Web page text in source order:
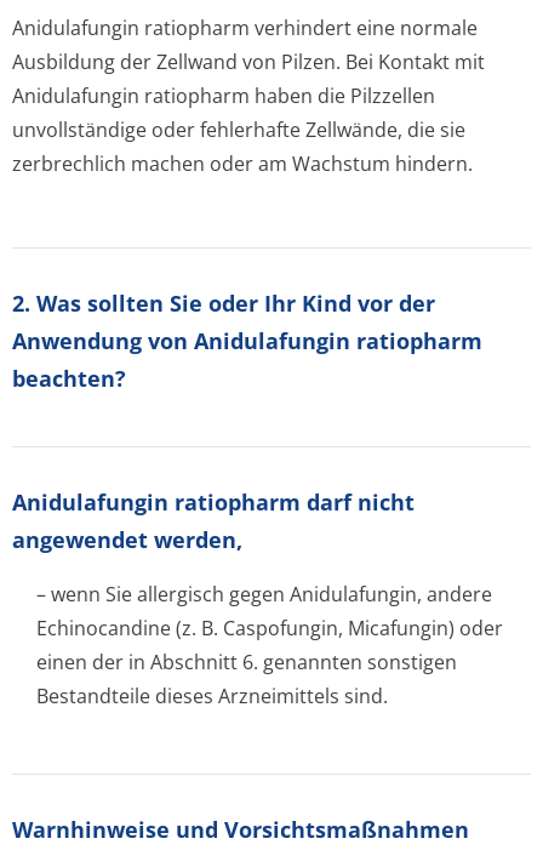
Anidulafungin ratiopharm verhindert eine normale
Ausbildung der Zellwand von Pilzen. Bei Kontakt mit
Anidulafungin ratiopharm haben die Pilzzellen
unvollständige oder fehlerhafte Zellwände, die sie
zerbrechlich machen oder am Wachstum hindern.
2. Was sollten Sie oder Ihr Kind vor der
Anwendung von Anidulafungin ratiopharm
beachten?
Anidulafungin ratiopharm darf nicht
angewendet werden,
– wenn Sie allergisch gegen Anidulafungin, andere
Echinocandine (z. B. Caspofungin, Micafungin) oder
einen der in Abschnitt 6. genannten sonstigen
Bestandteile dieses Arzneimittels sind.
Warnhinweise und Vorsichtsmaßnahmen